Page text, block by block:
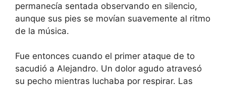
permanecía sentada observando en silencio,
aunque sus pies se movían suavemente al ritmo
de la música.
Fue entonces cuando el primer ataque de to
sacudió a Alejandro. Un dolor agudo atravesó
su pecho mientras luchaba por respirar. Las